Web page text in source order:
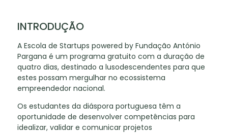
INTRODUÇÃO
A Escola de Startups powered by Fundação António
Pargana é um programa gratuito com a duração de
quatro dias, destinado a lusodescendentes para que
estes possam mergulhar no ecossistema
empreendedor nacional.
Os estudantes da diáspora portuguesa têm a
oportunidade de desenvolver competências para
idealizar, validar e comunicar projetos